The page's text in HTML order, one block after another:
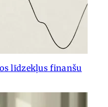
līdzekļus finanšu